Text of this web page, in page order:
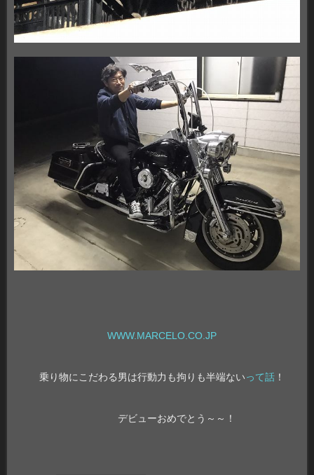
WWW.MARCELO.CO.JP
乗り物にこだわる男は行動力も拘りも半端ないって話 ！
デビューおめでとう～～！